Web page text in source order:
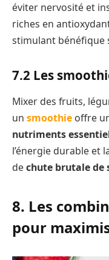
éviter nervosité et
riches en
stimulant bénéfique
7.2 Les
Mixer des fruits,
un smoothie offre
nutriments
l’énergie durable et
dechute brutale de
8. Les
pour